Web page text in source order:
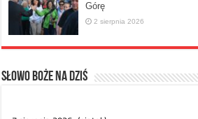
Górę
2 sierpnia 2026
Słowo Boże na dziś